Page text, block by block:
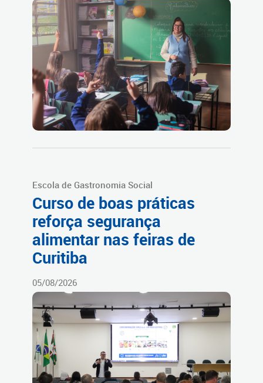
Escola de Gastronomia Social
Curso de boas práticas
reforça segurança
alimentar nas feiras de
Curitiba
05/08/2026